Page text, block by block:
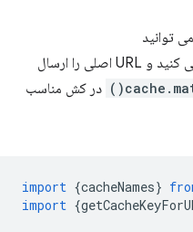
توانید
فراخوانی کنید و URL اصلی را ارسال
در کش مناسب
import {cacheNames}
import {